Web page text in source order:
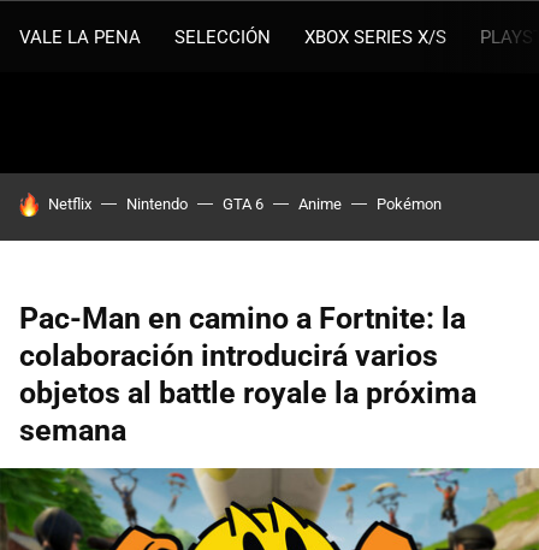
VALE LA PENA SELECCIÓN XBOX SERIES X/S
HOY SE HABLA DE
Netflix Nintendo GTA 6 Anime Pokémon
Pac-Man en camino a Fortnite: la
colaboración introducirá varios
objetos al battle royale la próxima
semana